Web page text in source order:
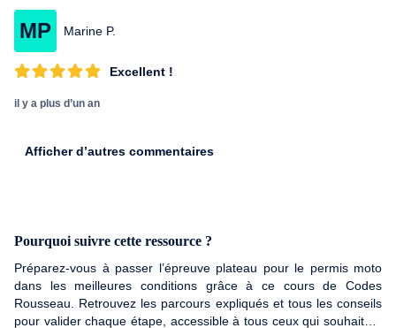
MP Marine P.
Excellent !
il y a plus d’un an
Afficher d’autres commentaires
Pourquoi suivre cette ressource ?
Préparez-vous à passer l’épreuve plateau pour le permis moto
dans les meilleures conditions grâce à ce cours de Codes
Rousseau. Retrouvez les parcours expliqués et tous les conseils
pour valider chaque étape, accessible à tous ceux qui souhaitent